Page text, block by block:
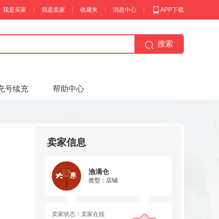
我是买家 我是卖家 收藏夹 消息中心 APP下载
搜索
号续充 帮助中心
卖家信息
渔满仓
类型：店铺
卖家状态：卖家在线